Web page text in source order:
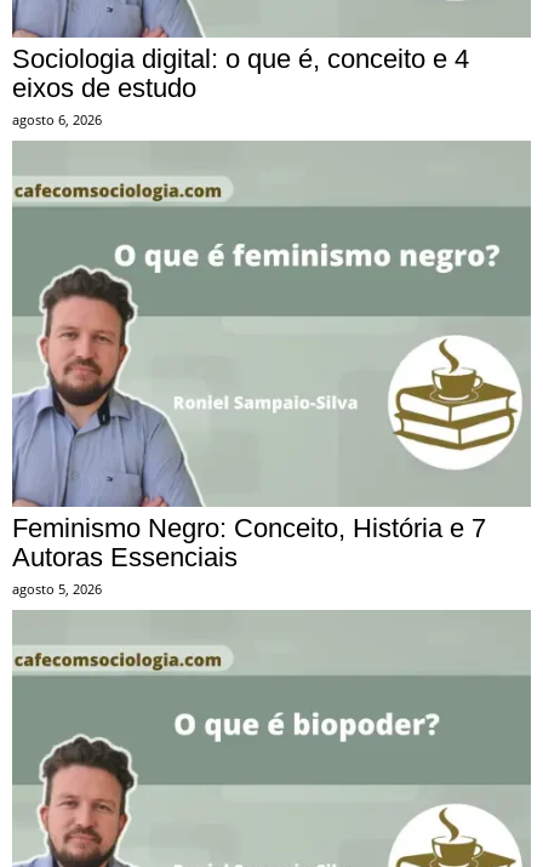
Sociologia digital: o que é, conceito e 4
eixos de estudo
agosto 6, 2026
Feminismo Negro: Conceito, História e 7
Autoras Essenciais
agosto 5, 2026